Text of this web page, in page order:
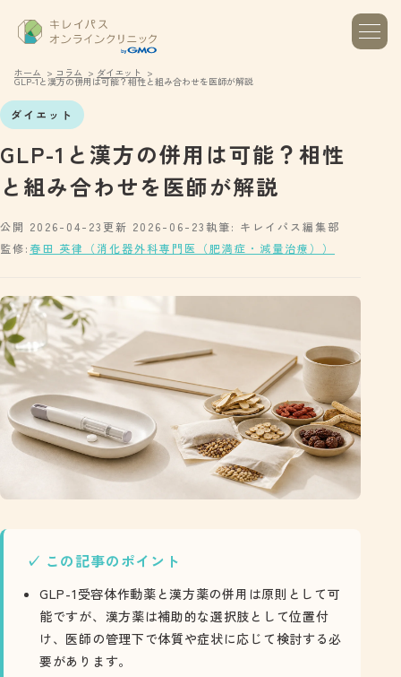
ホーム コラム ダイエット
GLP-1と漢方の併用は可能？相性と組み合わせを医師が解説
ダイエット
GLP-1と漢方の併用は可能？相性
と組み合わせを医師が解説
公開 2026-04-23更新 2026-06-23執筆: キレイパス編集部
監修: 春田 英律（消化器外科専門医（肥満症・減量治療））
この記事のポイント
GLP-1受容体作動薬と漢方薬の併用は原則として可
能ですが、漢方薬は補助的な選択肢として位置付
け、医師の管理下で体質や症状に応じて検討する必
要があります。